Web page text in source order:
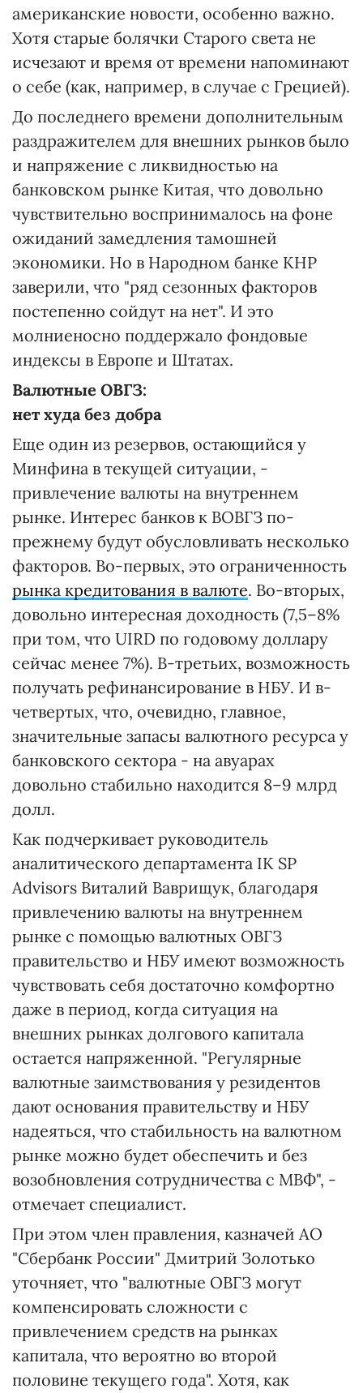
американские новости, особенно важно.
Хотя старые болячки Старого света не
исчезают и время от времени напоминают
о себе (как, например, в случае с Грецией).
До последнего времени дополнительным
раздражителем для внешних рынков было
и напряжение с ликвидностью на
банковском рынке Китая, что довольно
чувствительно воспринималось на фоне
ожиданий замедления тамошней
экономики. Но в Народном банке КНР
заверили, что "ряд сезонных факторов
постепенно сойдут на нет". И это
молниеносно поддержало фондовые
индексы в Европе и Штатах.
Валютные ОВГЗ:
нет худа без добра
Еще один из резервов, остающийся у
Минфина в текущей ситуации, -
привлечение валюты на внутреннем
рынке. Интерес банков к ВОВГЗ по-
прежнему будут обусловливать несколько
факторов. Во-первых, это ограниченность
рынка кредитования в валюте. Во-вторых,
довольно интересная доходность (7,5–8%
при том, что UIRD по годовому доллару
сейчас менее 7%). В-третьих, возможность
получать рефинансирование в НБУ. И в-
четвертых, что, очевидно, главное,
значительные запасы валютного ресурса у
банковского сектора - на авуарах
довольно стабильно находится 8–9 млрд
долл.
Как подчеркивает руководитель
аналитического департамента ІК SP
Advisors Виталий Ваврищук, благодаря
привлечению валюты на внутреннем
рынке с помощью валютных ОВГЗ
правительство и НБУ имеют возможность
чувствовать себя достаточно комфортно
даже в период, когда ситуация на
внешних рынках долгового капитала
остается напряженной. "Регулярные
валютные заимствования у резидентов
дают основания правительству и НБУ
надеяться, что стабильность на валютном
рынке можно будет обеспечить и без
возобновления сотрудничества с МВФ", -
отмечает специалист.
При этом член правления, казначей АО
"Сбербанк России" Дмитрий Золотько
уточняет, что "валютные ОВГЗ могут
компенсировать сложности с
привлечением средств на рынках
капитала, что вероятно во второй
половине текущего года". Хотя, как